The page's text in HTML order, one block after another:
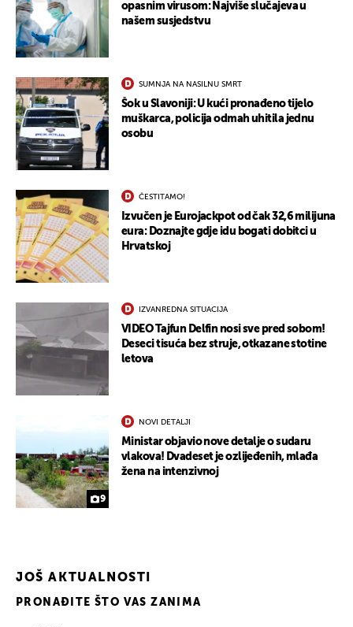
opasnim virusom: Najviše slučajeva u
našem susjedstvu
SUMNJA NA NASILNU SMRT
Šok u Slavoniji: U kući pronađeno tijelo
muškarca, policija odmah uhitila jednu
osobu
ČESTITAMO!
Izvučen je Eurojackpot od čak 32,6 milijuna
eura: Doznajte gdje idu bogati dobitci u
Hrvatskoj
IZVANREDNA SITUACIJA
VIDEO Tajfun Delfin nosi sve pred sobom!
Deseci tisuća bez struje, otkazane stotine
letova
9
NOVI DETALJI
Ministar objavio nove detalje o sudaru
vlakova! Dvadeset je ozlijeđenih, mlađa
žena na intenzivnoj
JOŠ AKTUALNOSTI
PRONAĐITE ŠTO VAS ZANIMA